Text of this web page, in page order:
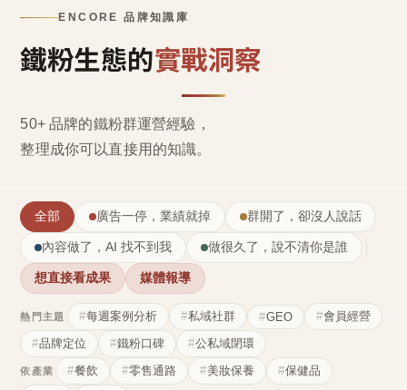
ENCORE 品牌知識庫
鐵粉生態的實戰洞察
50+ 品牌的鐵粉群運營經驗，
整理成你可以直接用的知識。
全部 廣告一停，業績就掉 群開了，卻沒人說話
內容做了，AI 找不到我 做很久了，說不清你是誰
想直接看成果 媒體報導
熱門主題 每週案例分析 私域社群 GEO
會員經營
品牌定位
鐵粉口碑 公私域閉環
依產業 餐飲 零售通路 美妝保養
保健品